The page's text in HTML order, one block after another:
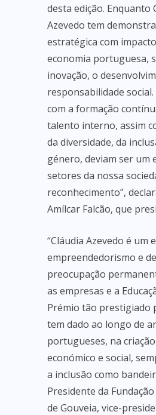
desta edição. Enquanto
Azevedo tem
estratégica com
economia portuguesa,
inovação, o
responsabilidade
com a formação
talento interno, assim
da diversidade, da
género, deviam ser um
setores da nossa
reconhecimento”,
Amílcar Falcão, que
“Cláudia Azevedo é um
empreendedorismo e
preocupação
as empresas e a
Prémio tão prestigiado
tem dado ao longo de
portugueses, na
económico e social,
a inclusão como
Presidente da
de Gouveia, vice-